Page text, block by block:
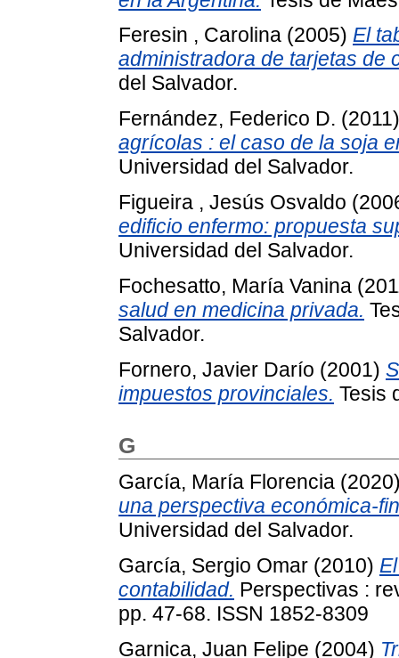
Feresin , Carolina (2005) El
administradora de tarjetas de
del Salvador.
Fernández, Federico D.
agrícolas : el caso de la soja
Universidad del Salvador.
Figueira , Jesús Osvaldo
edificio enfermo: propuesta
Universidad del Salvador.
Fochesatto, María Vanina
salud en medicina privada.
Salvador.
Fornero, Javier Darío (2001)
impuestos provinciales. Tesis
G
García, María Florencia
una perspectiva económica-
Universidad del Salvador.
García, Sergio Omar (2010)
contabilidad. Perspectivas :
pp. 47-68. ISSN 1852-8309
Garnica, Juan Felipe (2004)